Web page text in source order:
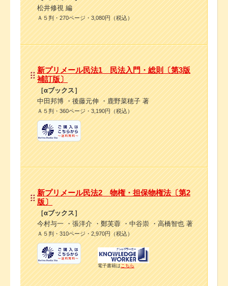
松井修視 編
Ａ５判・270ページ・3,080円（税込）
新プリメール民法1 民法入門・総則〔第3版
補訂版〕
［αブックス］
中田邦博 ・後藤元伸 ・鹿野菜穂子 著
Ａ５判・360ページ・3,190円（税込）
新プリメール民法2 物権・担保物権法〔第2
版〕
［αブックス］
今村与一 ・張洋介 ・鄭芙蓉 ・中谷崇 ・高橋智也 著
Ａ５判・310ページ・2,970円（税込）
電子書籍はこちら